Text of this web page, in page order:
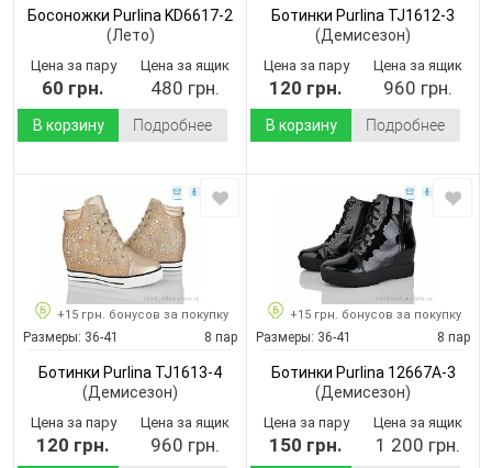
Босоножки Purlina KD6617-2
(Лето)
Цена за пару
60 грн.
Цена за ящик
480 грн.
В корзину Подробнее
Ботинки Purlina TJ1612-3
(Демисезон)
Цена за пару
120 грн.
Цена за ящик
960 грн.
В корзину Подробнее
+15 грн. бонусов за покупку
Размеры: 36-41 8 пар
Ботинки Purlina TJ1613-4
(Демисезон)
Цена за пару
120 грн.
Цена за ящик
960 грн.
+15 грн. бонусов за покупку
Размеры: 36-41 8 пар
Ботинки Purlina 12667A-3
(Демисезон)
Цена за пару
150 грн.
Цена за ящик
1 200 грн.